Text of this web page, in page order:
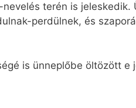
terén is
perdülnek, és
is ünneplőbe öltözött